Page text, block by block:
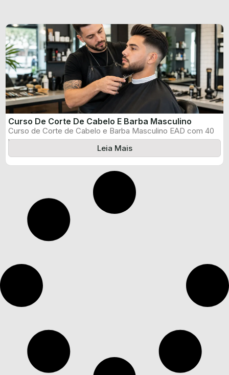
Curso De Corte De Cabelo E Barba Masculino
Curso de Corte de Cabelo e Barba Masculino EAD com 40
horas, certificado ...
Leia Mais